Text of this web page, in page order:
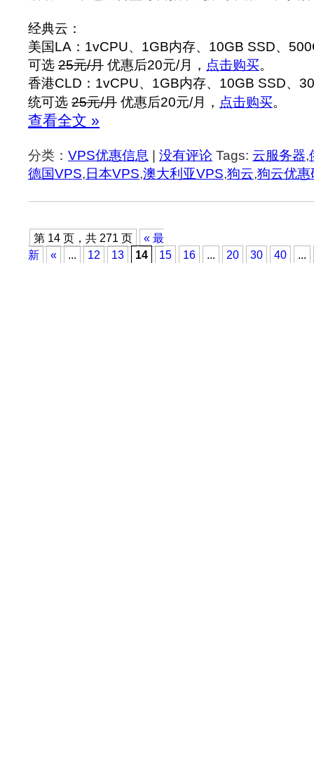
经典云：
美国LA：1vCPU、1GB内存、10GB SSD、
可选 25元/月 优惠后20元/月， 点击购买。
香港CLD：1vCPU、1GB内存、10GB SSD、
统可选 25元/月 优惠后20元/月， 点击购买。
查看全文 »
分类： VPS优惠信息 | 没有评论 Tags: 云服务器,
德国VPS,日本VPS,澳大利亚VPS,狗云,狗云优惠
第 14 页，共 271 页
« 最
新
« ... 12 13 14 15 16 ... 20 30 40 ...